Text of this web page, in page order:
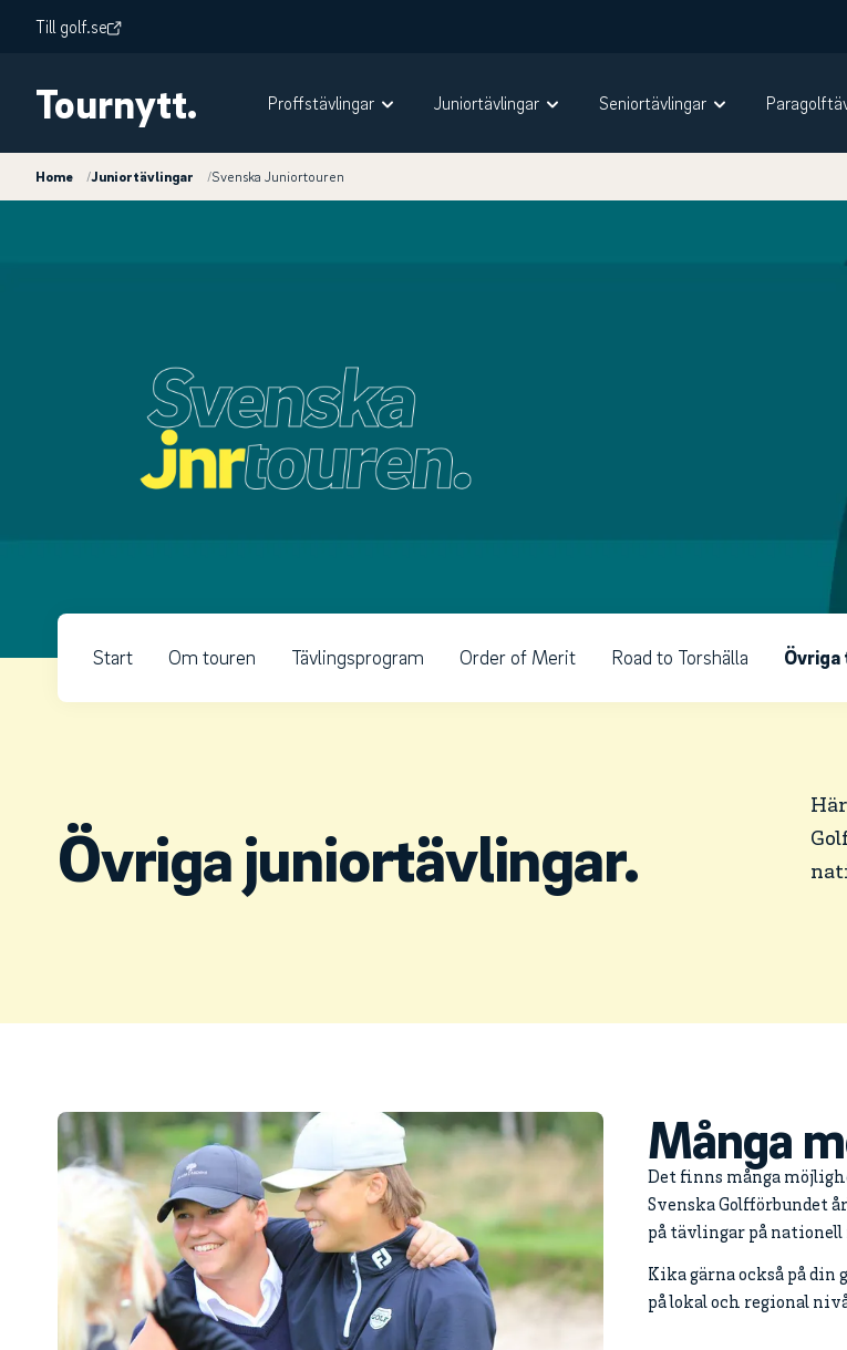
Till golf.se
Tournytt. Proffstävlingar Juniortävlingar Seniortävlingar
Home /Juniortävlingar /Svenska Juniortouren
Start Om touren Tävlingsprogram Order of Merit Road to Torshälla
Övriga juniortävlingar.
Många
Det finns många
Svenska Golfförbundet
på tävlingar på nationell
Kika gärna också på
på lokal och regional